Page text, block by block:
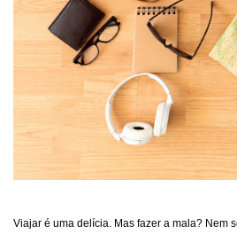
Viajar é uma delícia. Mas fazer a mala? Nem